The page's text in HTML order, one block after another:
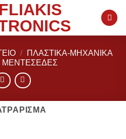
/
ΠΛΑΣΤΙΚΑ-ΜΗΧΑΝΙΚΑ
ΜΕΝΤΕΣΈΔΕΣ